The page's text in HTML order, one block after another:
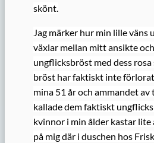
skönt.
Jag märker hur min lille väns
växlar mellan mitt ansikte
ungflicksbröst med dess rosa
bröst har faktiskt inte
mina 51 år och ammandet
kallade dem faktiskt
kvinnor i min ålder kastar
på mig där i duschen hos